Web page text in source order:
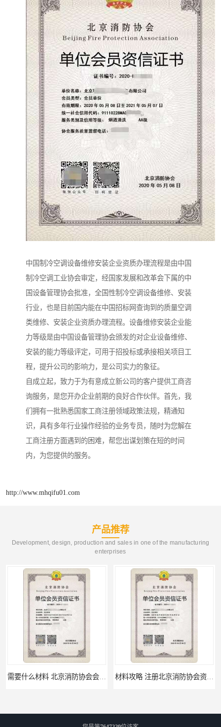
中国制冷空调设备维修安装企业资质办理流程是由中国
制冷空调工业协会审定，经国家发展和改革会下属的中
国设备管理协会批准，全国性制冷空调设备维修、安装
行业，也是目前国内能在中国招标网查询到的质量空调
类维修、安装企业资质办理流程。设备维修安装企业能
力等级是由中国设备管理协会颁发的对企业设备维修、
安装的能力等级评定，可用于招投标或承接相关项目工
程，提升公司的影响力，是公司实力的象征。
自成立起，致力于为有意成立新公司的客户提供工商咨
询服务，是您开办企业前期的良好合作伙伴。首先，我
们拥有一批熟悉国家工商注册领域政策法规，精通知
识，具有多年行业操作经验的业务专员，随时为您解在
工商注册方面遇到的困难，帮您出谋划策在短的时间
内，为您提供的服务。
http://www.mhqifu01.com
产品推荐
Development, design, production and sales in one of the manufacturing
enterprises